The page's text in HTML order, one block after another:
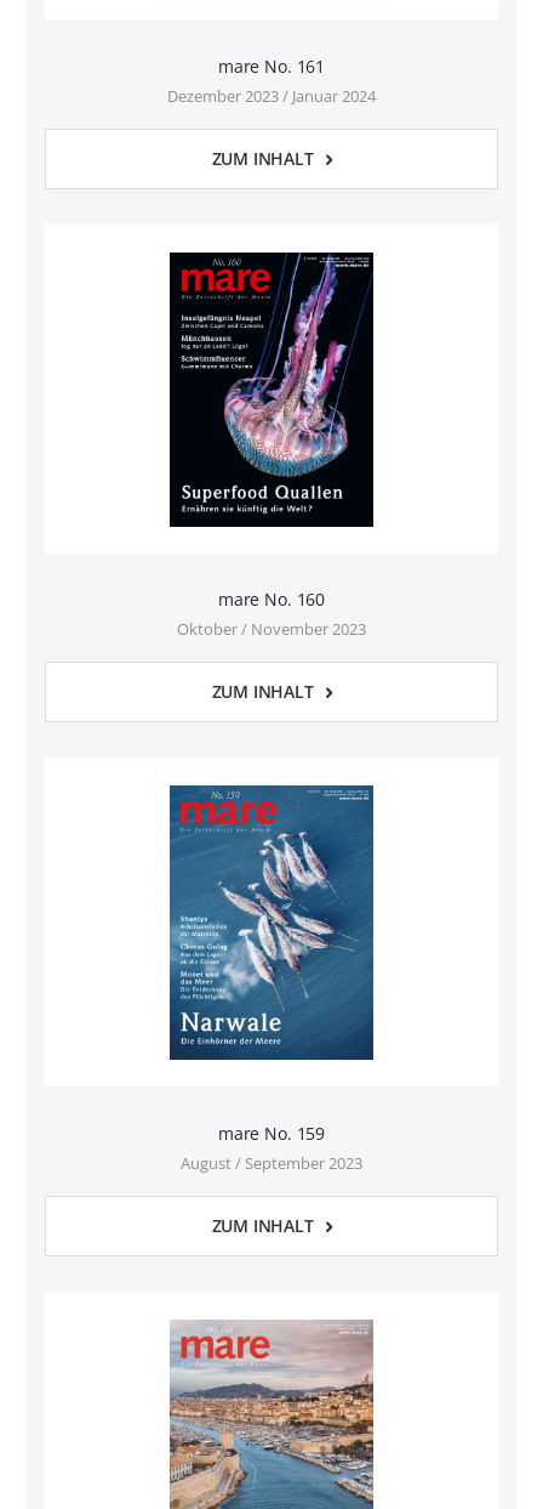
mare No. 161
Dezember 2023 / Januar 2024
ZUM INHALT
mare No. 160
Oktober / November 2023
ZUM INHALT
mare No. 159
August / September 2023
ZUM INHALT